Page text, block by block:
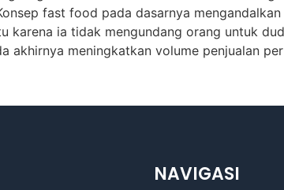
fast food pada dasarnya
karena ia tidak mengundang orang untuk
akhirnya meningkatkan volume penjualan
NAVIGASI